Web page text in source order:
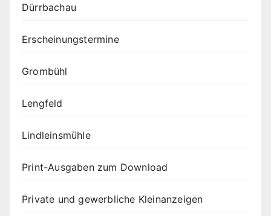
Dürrbachau
Erscheinungstermine
Grombühl
Lengfeld
Lindleinsmühle
Print-Ausgaben zum Download
Private und gewerbliche Kleinanzeigen